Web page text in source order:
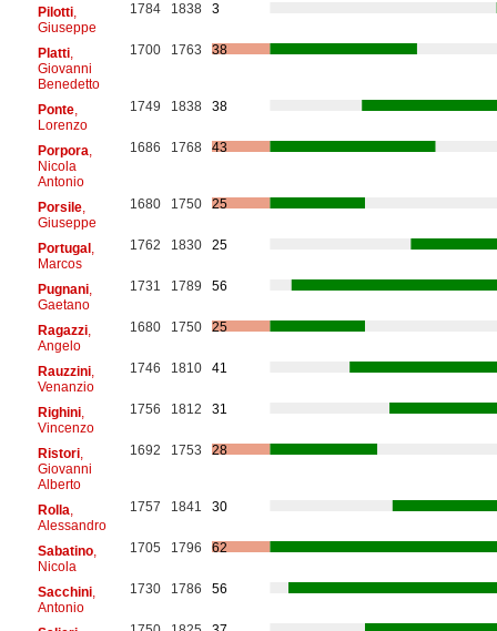
Pilotti,
Giuseppe
1784 1838 3
Platti,
Giovanni
Benedetto
1700 1763 38
Ponte,
Lorenzo
1749 1838 38
Porpora
Nicola
Antonio
1686 1768 43
Porsile,
Giuseppe
1680 1750 25
Portugal,
Marcos
1762 1830 25
Pugnani,
Gaetano
1731 1789 56
Ragazzi,
Angelo
1680 1750 25
Rauzzini,
Venanzio
1746 1810 41
Righini,
Vincenzo
1756 1812 31
Ristori,
Giovanni
Alberto
1692 1753 28
Rolla
Alessandro
1757 1841 30
Sabatino,
Nicola
1705 1796 62
Sacchini,
Antonio
1730 1786 56